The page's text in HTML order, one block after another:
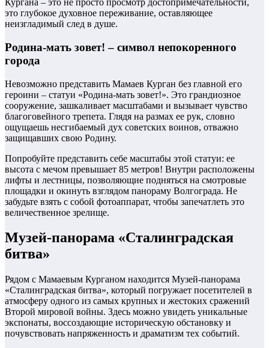
Кургана – это не просто просмотр достопримечательности,
это глубокое духовное переживание, оставляющее
неизгладимый след в душе.
Родина-мать зовет! – символ непокоренного
города
Невозможно представить Мамаев Курган без главной его
героини – статуи «Родина-мать зовет!». Это грандиозное
сооружение, зашкаливает масштабами и вызывает чувство
благоговейного трепета. Глядя на размах ее рук, словно
ощущаешь несгибаемый дух советских воинов, отважно
защищавших свою Родину.
Попробуйте представить себе масштабы этой статуи: ее
высота с мечом превышает 85 метров! Внутри расположены
лифты и лестницы, позволяющие подняться на смотровые
площадки и окинуть взглядом панораму Волгограда. Не
забудьте взять с собой фотоаппарат, чтобы запечатлеть это
величественное зрелище.
Музей-панорама «Сталинградская
битва»
Рядом с Мамаевым Курганом находится Музей-панорама
«Сталинградская битва», который погружает посетителей в
атмосферу одного из самых крупных и жестоких сражений
Второй мировой войны. Здесь можно увидеть уникальные
экспонаты, воссоздающие историческую обстановку и
почувствовать напряженность и драматизм тех событий.